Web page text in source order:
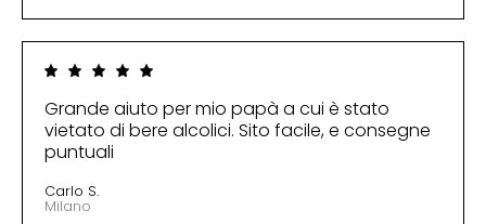
Grande aiuto per mio papà a cui è stato
vietato di bere alcolici. Sito facile, e consegne
puntuali
Carlo S.
Milano